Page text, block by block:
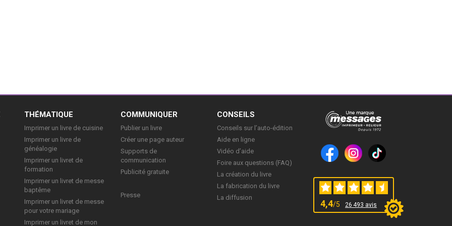
THÉMATIQUE
Imprimer un livre de cuisine
Imprimer un livre de
généalogie
Imprimer un livret de
formation
Imprimer un livret de messe
baptême
Imprimer un livret de messe
pour votre mariage
Imprimer un livret de mon
COMMUNIQUER
Publier un livre
Créer une page auteur
Supports de
communication
Publicité gratuite
Presse
CONSEILS
Conseils sur l’auto-édition
Aide en ligne
Vidéo d’aide
Foire aux questions (FAQ)
La création du livre
La fabrication du livre
La diffusion
4,4/5 26 493 avis